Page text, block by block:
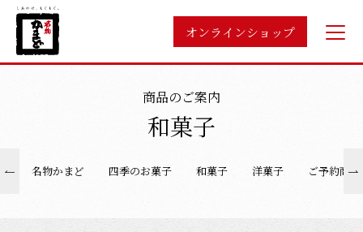
オンラインショップ
商品のご案内
和菓子
名物かまど 四季のお菓子 和菓子 洋菓子 ご予約商品